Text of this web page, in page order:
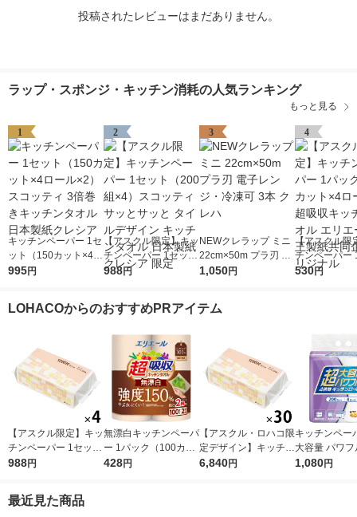
投稿されたレビューはまだありません。
ラップ・スポンジ・キッチン消耗の人気ランキング
もっと見る
1
キッチンペーパー 1セ
ット（150カット×4ロ
ール×2） スコッティ
995円
2
【アスクル限定】キッ
チンペーパー 1セット
（200組×4）スコッテ
タオル 日本製紙クレ
988円
3
NEWクレラップ ミニ
22cm×50m プラ刃 電
子レンジ・冷凍可 3本
1,050円
4
【アスクル限
チンペーパー
（120カット
530円
LOHACOからのおすすめPRアイテム
【アスクル限定】キッ
チンペーパー 1セット
（200組×4）スコッテ
タオル 日本製紙クレ
988円
無漂白キッチンペーパ
ー 1パック（100カッ
ト×2ロール）超吸収
428円
【アスクル・ロハコ限
定デザイン】キッチン
ペーパー スコッティ
6,840円
キッチンペー
大容量 パワ
巻 キッチン
1,080円
最近見た商品